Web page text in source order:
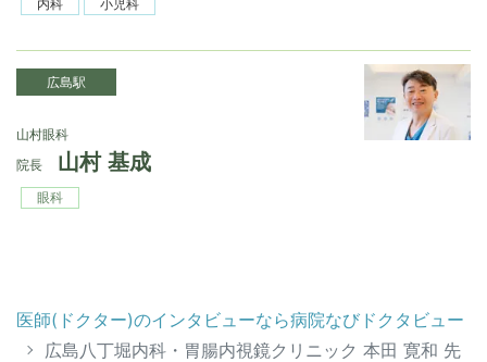
内科 小児科
広島駅
山村眼科
院長
山村 基成
眼科
医師(ドクター)のインタビューなら病院なびドクタビュー
広島八丁堀内科・胃腸内視鏡クリニック 本田 寛和 先